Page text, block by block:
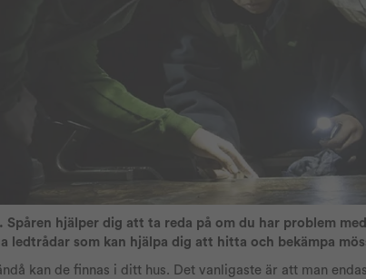
hjälper dig att ta reda på om du har problem
ledtrådar som kan hjälpa dig att hitta och bekämpa
kan de finnas i ditt hus. Det vanligaste är att man